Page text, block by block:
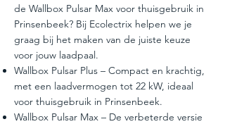
de Wallbox Pulsar Max voor thuisgebruik in
Prinsenbeek? Bij Ecolectrix helpen we je
graag bij het maken van de juiste keuze
voor jouw laadpaal.
Wallbox Pulsar Plus – Compact en krachtig,
met een laadvermogen tot 22 kW, ideaal
voor thuisgebruik in Prinsenbeek.
Wallbox Pulsar Max – De verbeterde versie